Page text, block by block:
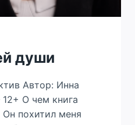
души
Автор: Инна
О чем книга
похитил меня